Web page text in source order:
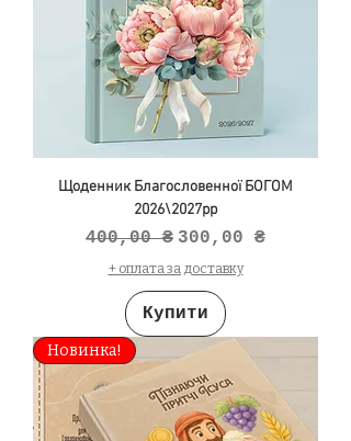
Щоденник Благословенної БОГОМ
2026\2027рр
Звичайна ціна
400,00 ₴ За розпродажем
300,00 ₴
+ оплата за доставку
Купити
Новинка!